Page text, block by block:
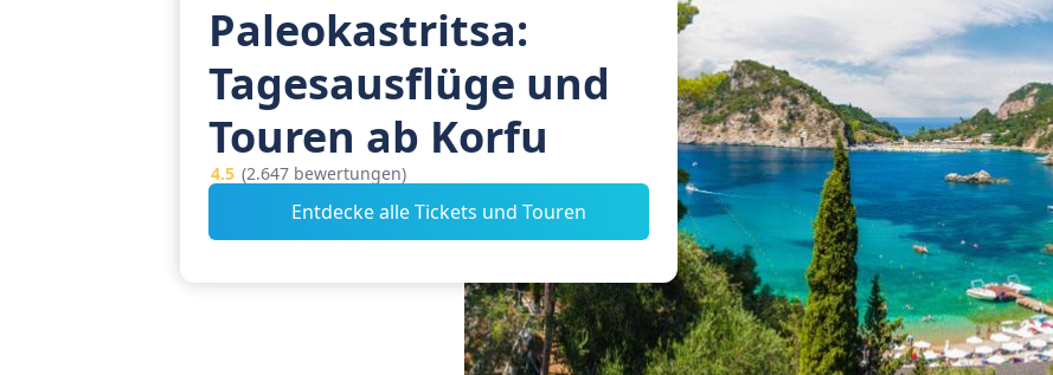
Paleokastritsa:
Tagesausflüge und
Touren ab Korfu
4.5 (2.647 bewertungen)
Entdecke alle Tickets und Touren